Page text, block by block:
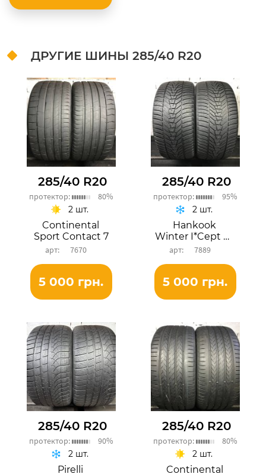
ДРУГИЕ ШИНЫ 285/40 R20
285/40 R20
протектор: 80%
Continental
Sport Contact 7
7670
2 шт.
5 000 грн.
285/40 R20
протектор: 95%
Hankook
Winter I*Cept Evo 3 X
7889
2 шт.
5 000 грн.
285/40 R20
протектор: 90%
Pirelli
2 шт.
285/40 R20
протектор: 80%
Continental
2 шт.